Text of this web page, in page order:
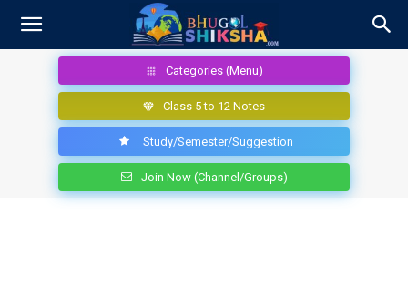
Categories (Menu)
Class 5 to 12 Notes
Study/Semester/Suggestion
Join Now (Channel/Groups)